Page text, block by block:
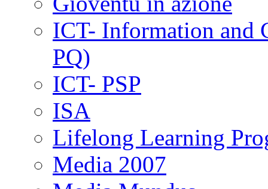
ICT- Information and
PQ)
ICT- PSP
ISA
Lifelong Learning
Media 2007